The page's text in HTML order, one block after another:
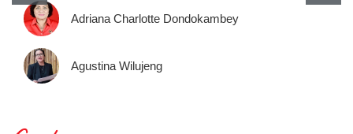
Adriana Charlotte Dondokambey
Agustina Wilujeng